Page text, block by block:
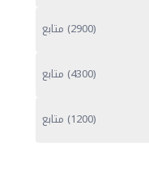
(2900) متابع
(4300) متابع
(1200) متابع